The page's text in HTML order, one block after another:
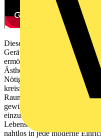
Dieser minimalistische
Gerät, das eine einfache und
ermöglicht. Ziel war es, ein
Ästhetik zu entwickeln, das
Nötigste reduzierte
kreisförmig angeordneten
Raumtemperatur anzeigen,
gewünschte Temperatur über
einzustellen. Der Regler ist
Lebensstil bevorzugen, da es
nahtlos in jede moderne